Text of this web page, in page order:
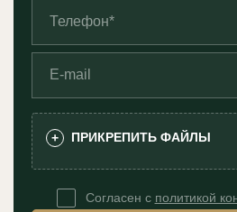
+ ПРИКРЕПИТЬ ФАЙЛЫ
Согласен с политикой